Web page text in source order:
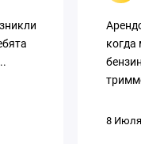
когда
8